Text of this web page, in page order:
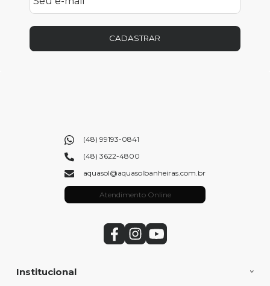
CADASTRAR
Institucional
(48) 99193-0841
(48) 3622-4800
aquasol@aquasolbanheiras.com.br
Atendimento Online